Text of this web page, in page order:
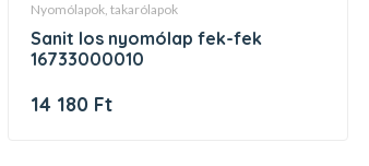
nyomólapok, takarólapok
sanit los nyomólap fek-fek
16733000010
14 180 Ft